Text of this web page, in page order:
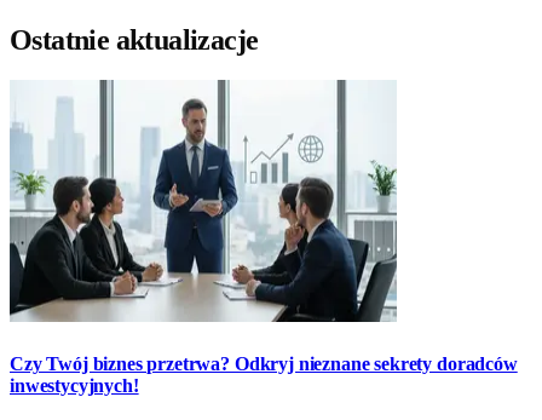
Ostatnie aktualizacje
Czy Twój biznes przetrwa? Odkryj nieznane sekrety doradców
inwestycyjnych!